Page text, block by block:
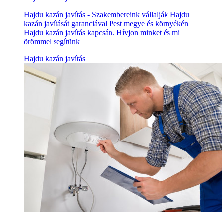
Hajdu kazán javítás - Szakembereink vállalják Hajdu
kazán javítását garanciával Pest megye és környékén
Hajdu kazán javítás kapcsán. Hívjon minket és mi
örömmel segítünk
Hajdu kazán javítás